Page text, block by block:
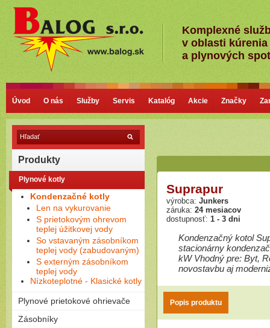
Komplexné
v oblasti kúrenia
a plynových
Úvod O nás Služby Servis Katalóg Akcie Značky
Produkty
Plynové kotly
Kondenzačné kotly
Len na vykurovanie
S prietokovým ohrevom
teplej úžitkovej vody
So vstavaným zásobníkom
teplej vody (zabudovaným)
S externým zásobníkom
teplej vody
Nízkoteplotné - Klasické kotly
Plynové prietokové ohrievače
Plamienkové (s horáčikom)
Zásobníky
Suprapur
výrobca: Junkers
záruka: 24 mesiacov
dostupnosť: 1 - 3 dni
Kondenzačný kotol
stacionárny
kW Vhodný pre: Byt,
novostavbu aj
Popis produktu